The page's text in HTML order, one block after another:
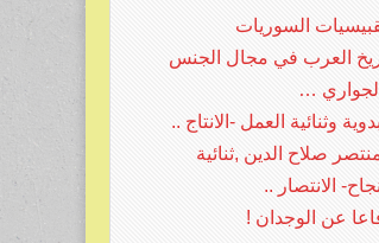
السوريات
العرب في مجال الجنس
…
وثنائية العمل -الانتاج ..
صلاح الدين ,ثنائية
الانتصار ..
عن الوجدان !